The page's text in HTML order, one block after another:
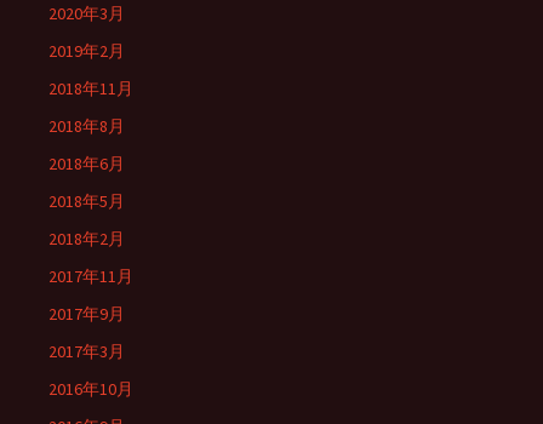
2020年3月
2019年2月
2018年11月
2018年8月
2018年6月
2018年5月
2018年2月
2017年11月
2017年9月
2017年3月
2016年10月